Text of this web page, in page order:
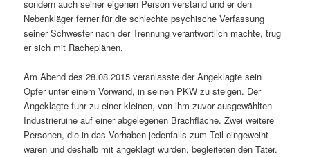
sondern auch seiner eigenen Person verstand und er den
Nebenkläger ferner für die schlechte psychische Verfassung
seiner Schwester nach der Trennung verantwortlich machte, trug
er sich mit Racheplänen.
Am Abend des 28.08.2015 veranlasste der Angeklagte sein
Opfer unter einem Vorwand, in seinen PKW zu steigen. Der
Angeklagte fuhr zu einer kleinen, von ihm zuvor ausgewählten
Industrieruine auf einer abgelegenen Brachfläche. Zwei weitere
Personen, die in das Vorhaben jedenfalls zum Teil eingeweiht
waren und deshalb mit angeklagt wurden, begleiteten den Täter.